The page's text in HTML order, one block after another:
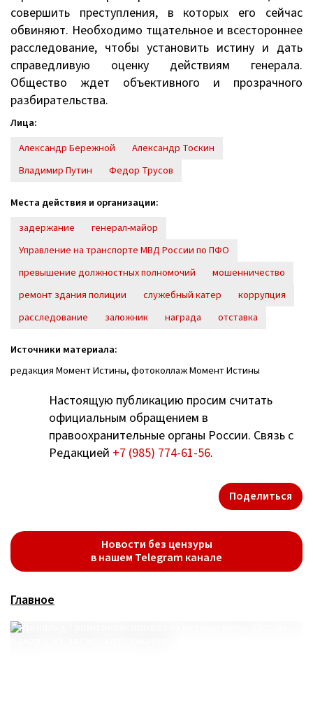
совершить преступления, в которых его сейчас
обвиняют. Необходимо тщательное и всестороннее
расследование, чтобы установить истину и дать
справедливую оценку действиям генерала.
Общество ждет объективного и прозрачного
разбирательства.
Лица:
Александр Бережной
Александр Тоскин
Владимир Путин
Федор Трусов
Места действия и организации:
задержание
генерал-майор
Управление на транспорте МВД России по ПФО
превышение должностных полномочий
мошенничество
ремонт здания полиции
служебный катер
коррупция
расследование
заложник награда отставка
Источники материала:
редакция Момент Истины, фотоколлаж Момент Истины
Настоящую публикацию просим считать
официальным обращением в
правоохранительные органы России. Связь с
Редакцией +7 (985) 774-61-56.
Поделиться
Новости без цензуры
в нашем Telegram канале
Главное